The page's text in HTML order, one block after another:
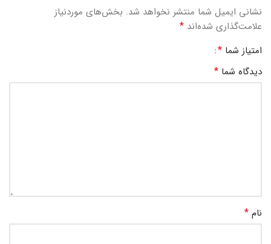
نشانی ایمیل شما منتشر نخواهد شد. بخش‌های موردنیاز
علامت‌گذاری شده‌اند *
امتیاز شما *
دیدگاه شما *
نام *